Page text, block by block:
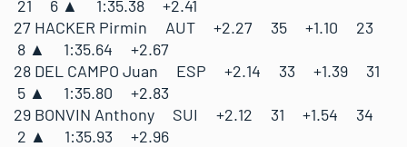
21 6 ▲ 1:35.38 +2.41
27 HACKER Pirmin AUT +2.27 35 +1.10 23
8 ▲ 1:35.64 +2.67
28 DEL CAMPO Juan ESP +2.14 33 +1.39 31
5 ▲ 1:35.80 +2.83
29 BONVIN Anthony SUI +2.12 31 +1.54 34
2 ▲ 1:35.93 +2.96